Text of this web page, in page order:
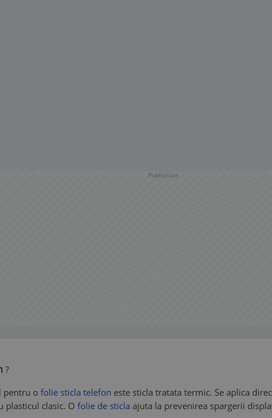
Publicitate
?
pentru o folie sticla telefon este sticla tratata termic. Se aplica
plasticul clasic. O folie de sticla ajuta la prevenirea spargerii